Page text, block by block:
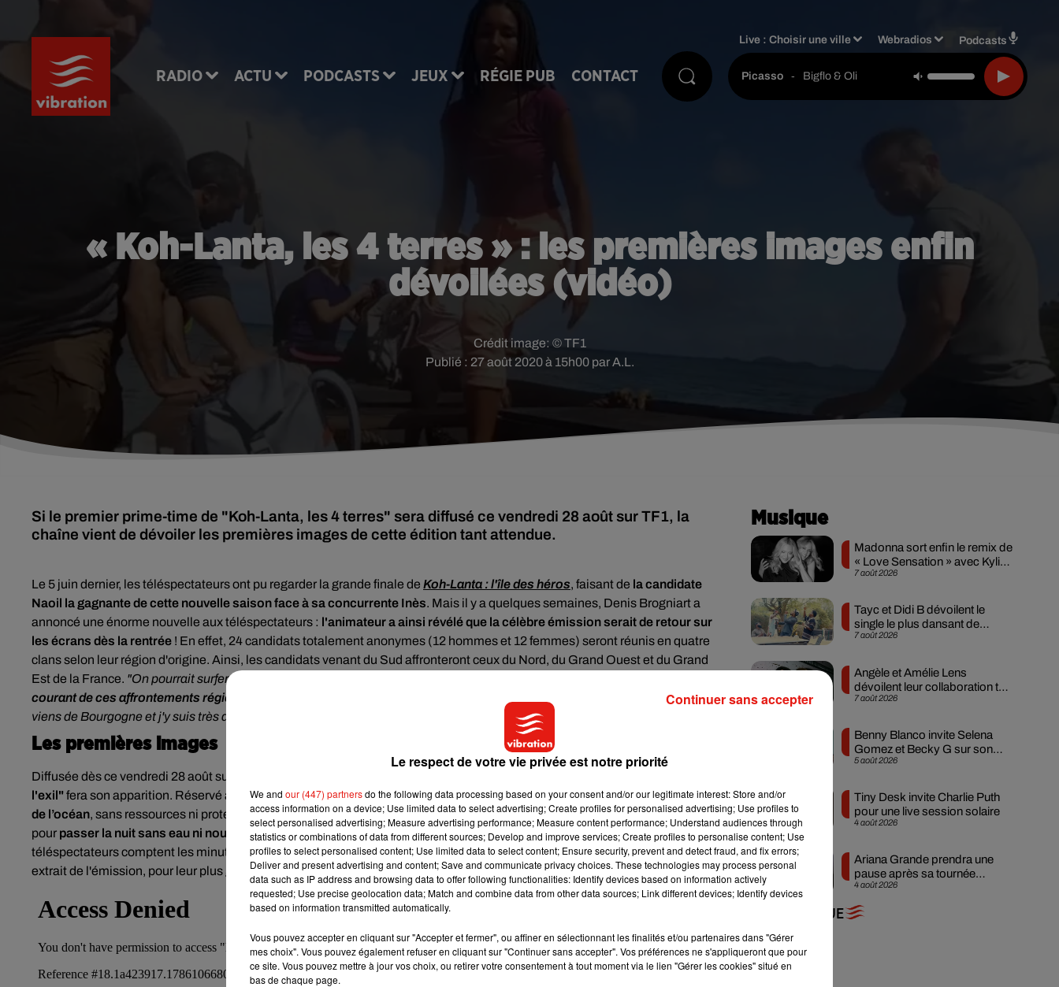
RADIO ACTU PODCASTS JEUX RÉGIE PUB CONTACT
Live :Choisir une ville Webradios Podcasts
Picasso - Bigflo & Oli
« Koh-Lanta, les 4 terres » : les premières images enfin
dévoilées (vidéo)
Publié : 27 août 2020 à 15h00 par A.L.
Crédit image: © TF1
Si le premier prime-time de "Koh-Lanta, les 4 terres" sera diffusé ce vendredi 28 août sur TF1, la
chaîne vient de dévoiler les premières images de cette édition tant attendue.
Le 5 juin dernier, les téléspectateurs ont pu regarder la grande finale de Koh-Lanta : l'île des héros, faisant de la candidate
Naoil la gagnante de cette nouvelle saison face à sa concurrente Inès. Mais il y a quelques semaines, Denis Brogniart a
annoncé une énorme nouvelle aux téléspectateurs : l'animateur a ainsi révélé que la célèbre émission serait de retour sur
les écrans dès la rentrée ! En effet, 24 candidats totalement anonymes (12 hommes et 12 femmes) seront réunis en quatre
clans selon leur région d'origine. Ainsi, les candidats venant du Sud affronteront ceux du Nord, du Grand Ouest et du Grand
Est de la France. "On pourrait surfer sur la vague mais on a ce souci constant d'innover.
courant de ces affrontements régionaux.
Cela permettra aux spectateurs de s'identifier à leur région natale. Moi-même, je
viens de Bourgogne et j'y suis très attaché"
Les premières images
Diffusée dès ce vendredi 28 août sur TF1, cette nouvelle édition prévoit également d'autres nouveautés. Ainsi,
l'exil"fera son apparition. Réservé au clan arrivé en dernier à l'épreuve de confort,ce petit morceau de terre perdu au milieu
de l’océan, sans ressources ni protection face aux aléas de la météo, accueillera ainsi les perdants qui devront s'y rendre
pour passer la nuit sans eau ni nourriture avant de se lancer dans l’épreuve d’immunitéle lendemain. Si les
téléspectateurs comptent les minutes qui les séparent de la diffusion du premier prime-time, la chaîne vient de dévoiler un
extrait de l'émission, pour leur plus grand plaisir !
Musique
7 août 2026
Madonna sort enfin le remix de
« Love Sensation » avec Kylie
Minogue
7 août 2026
Tayc et Didi B dévoilent le
single le plus dansant de
l’année
7 août 2026
Angèle et Amélie Lens
dévoilent leur collaboration tant
attendue
5 août 2026
Benny Blanco invite Selena
Gomez et Becky G sur son
nouveau single
4 août 2026
Tiny Desk invite Charlie Puth
pour une live session solaire
4 août 2026
Ariana Grande prendra une
pause après sa tournée
mondiale
+ DE MUSIQUE
Le respect de votre vie privée est notre priorité
We and our (447) partnersdo the following data processing based on your consent and/or our legitimate interest: Store and/or
access information on a device; Use limited data to select advertising; Create profiles for personalised advertising; Use profiles to
select personalised advertising; Measure advertising performance; Measure content performance; Understand audiences through
statistics or combinations of data from different sources; Develop and improve services; Create profiles to personalise content; Use
profiles to select personalised content; Use limited data to select content; Ensure security, prevent and detect fraud, and fix errors;
Deliver and present advertising and content; Save and communicate privacy choices. These technologies may process personal
data such as IP address and browsing data to offer following functionalities: Identify devices based on information actively
requested; Use precise geolocation data; Match and combine data from other data sources; Link different devices; Identify devices
based on information transmitted automatically.
Vous pouvez accepter en cliquant sur "Accepter et fermer", ou affiner en sélectionnant les finalités et/ou partenaires dans "Gérer
mes choix". Vous pouvez également refuser en cliquant sur "Continuer sans accepter". Vos préférences ne s'appliqueront que pour
ce site. Vous pouvez mettre à jour vos choix, ou retirer votre consentement à tout moment via le lien "Gérer les cookies" situé en
bas de chaque page.
Continuer sans accepter